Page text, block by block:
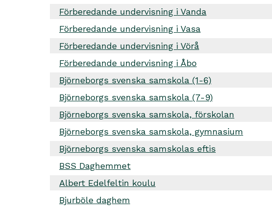
Förberedande undervisning i Vanda
Förberedande undervisning i Vasa
Förberedande undervisning i Vörå
Förberedande undervisning i Åbo
Björneborgs svenska samskola (1-6)
Björneborgs svenska samskola (7-9)
Björneborgs svenska samskola, förskolan
Björneborgs svenska samskola, gymnasium
Björneborgs svenska samskolas eftis
BSS Daghemmet
Albert Edelfeltin koulu
Bjurböle daghem